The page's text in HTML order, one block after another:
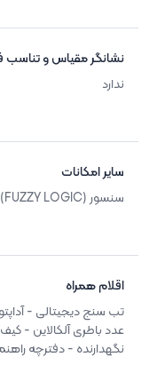
نشانگر مقیاس و تناسب
ندارد
سایر امکانات
سنسور (FUZZY LOGIC)
اقلام همراه
عدد باطری آلکالاین - کیف
نگهدارنده - دفترچه